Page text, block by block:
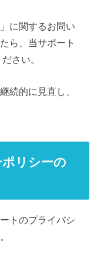
に関するお問い
ら、当サポート
さい。
続的に見直し、
リシーの
トのプライバシ